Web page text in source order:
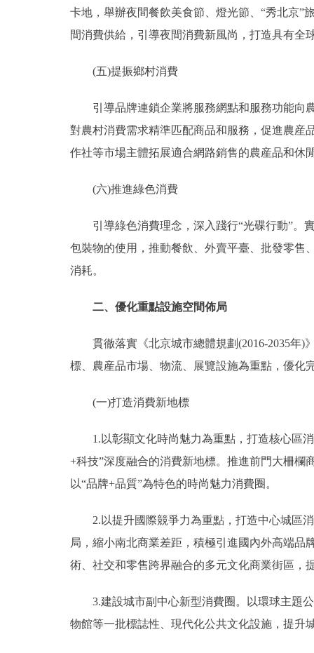
卡地，舉辦夜間餐飲美食節、燈光節、“秀北京”
間消費供給，引導夜間消費新風尚，打造具有全
(五)提振鄉村消費
引導品牌連鎖企業將服務網點和服務功能向農
對農村消費需求精準匹配商品和服務，促進農産
作社等市場主體拓展適合網路銷售的農産品和休
(六)推進綠色消費
引導綠色消費理念，深入踐行“光碟行動”。實
包裝物的使用，推動餐飲、外賣平臺、批發零售
消耗。
二、優化重點設施空間佈局
貫徹落實《北京城市總體規劃(2016-2035年)
標、農産品市場、物流、展覽設施為重點，優化
(一)打造消費新地標
1.以彰顯文化時尚魅力為重點，打造核心區消
+科技”深度融合的消費新地標。推進前門大柵欄
以“品牌+品質”為特色的時尚魅力消費圈。
2.以提升國際競爭力為重點，打造中心城區消
局，縮小南北商業差距，積極引進國內外高端
術、社交和零售跨界融合的多元文化商業街區，
3.建設城市副中心新型消費圈。以環球主題公
物館等一批標誌性、現代化公共文化設施，提升